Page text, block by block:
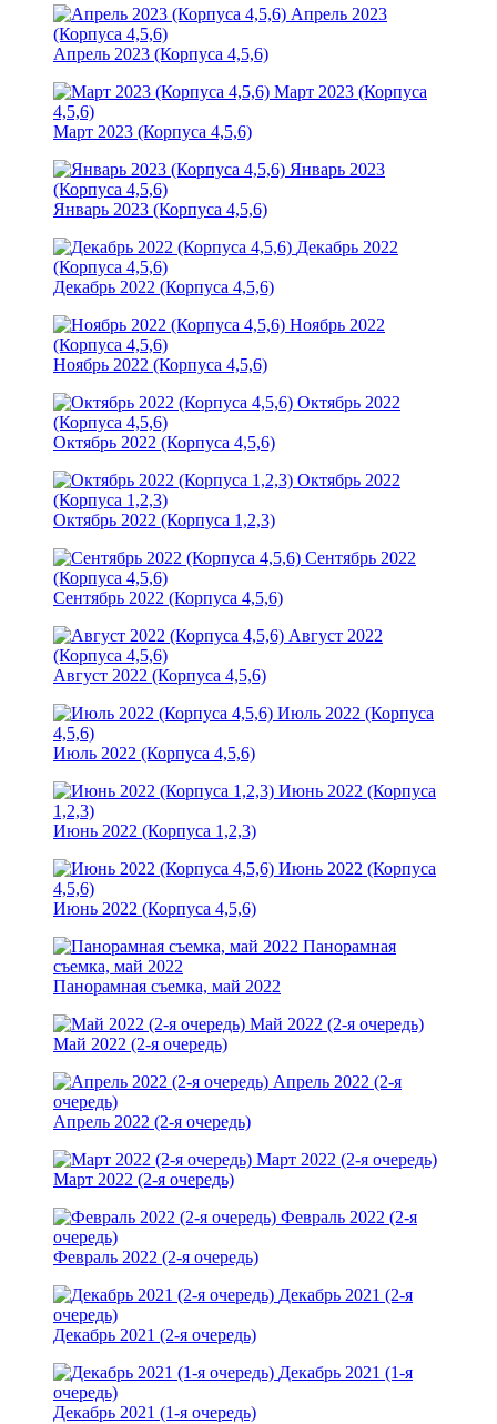
Апрель 2023
(Корпуса 4,5,6)
Апрель 2023 (Корпуса 4,5,6)
Март 2023 (Корпуса
4,5,6)
Март 2023 (Корпуса 4,5,6)
Январь 2023
(Корпуса 4,5,6)
Январь 2023 (Корпуса 4,5,6)
Декабрь 2022
(Корпуса 4,5,6)
Декабрь 2022 (Корпуса 4,5,6)
Ноябрь 2022
(Корпуса 4,5,6)
Ноябрь 2022 (Корпуса 4,5,6)
Октябрь 2022
(Корпуса 4,5,6)
Октябрь 2022 (Корпуса 4,5,6)
Октябрь 2022
(Корпуса 1,2,3)
Октябрь 2022 (Корпуса 1,2,3)
Сентябрь 2022
(Корпуса 4,5,6)
Сентябрь 2022 (Корпуса 4,5,6)
Август 2022
(Корпуса 4,5,6)
Август 2022 (Корпуса 4,5,6)
Июль 2022 (Корпуса
4,5,6)
Июль 2022 (Корпуса 4,5,6)
Июнь 2022 (Корпуса
1,2,3)
Июнь 2022 (Корпуса 1,2,3)
Июнь 2022 (Корпуса
4,5,6)
Июнь 2022 (Корпуса 4,5,6)
Панорамная
съемка, май 2022
Панорамная съемка, май 2022
Май 2022 (2-я очередь)
Май 2022 (2-я очередь)
Апрель 2022 (2-я
очередь)
Апрель 2022 (2-я очередь)
Март 2022 (2-я очередь)
Март 2022 (2-я очередь)
Февраль 2022 (2-я
очередь)
Февраль 2022 (2-я очередь)
Декабрь 2021 (2-я
очередь)
Декабрь 2021 (2-я очередь)
Декабрь 2021 (1-я
очередь)
Декабрь 2021 (1-я очередь)